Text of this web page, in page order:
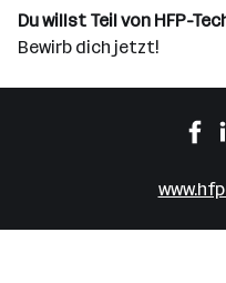
Du willst Teil von HFP-
Bewirb dich jetzt!